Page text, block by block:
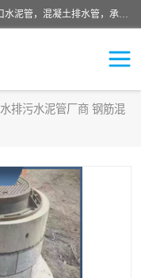
衡水宁瑞建材有限公司批量供应：水泥管、承插口水泥管，混凝土排水管，承插口水泥管，企口水泥管，钢承口水泥管，顶管，平口水泥管，水泥检查井，混凝土检查井，预制混凝土检查井，矩形检查井，圆形检查井等产品。
排污水泥管厂商 钢筋混
管
检查井
混凝土检查井